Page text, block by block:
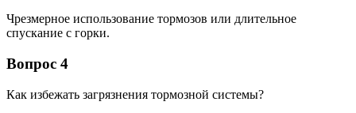
Чрезмерное использование тормозов или длительное
спускание с горки.
Вопрос 4
Как избежать загрязнения тормозной системы?